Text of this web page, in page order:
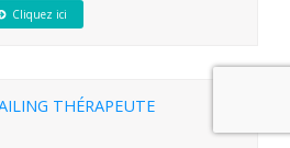
Cliquez ici
THÉRAPEUTE